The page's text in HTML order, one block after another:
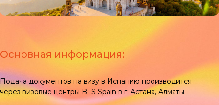
Основная информация:
Подача документов на визу в Испанию производится
через визовые центры BLS Spain в г. Астана, Алматы.